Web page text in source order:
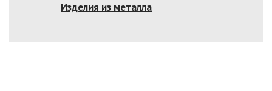
Изделия из металла